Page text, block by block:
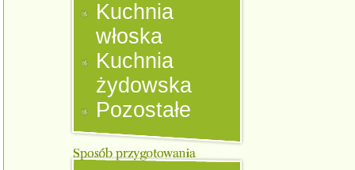
Kuchnia
włoska
Kuchnia
żydowska
Pozostałe